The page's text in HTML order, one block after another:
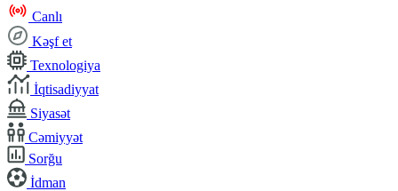
Canlı
Kəşf et
Texnologiya
İqtisadiyyat
Siyasət
Cəmiyyət
Sorğu
İdman